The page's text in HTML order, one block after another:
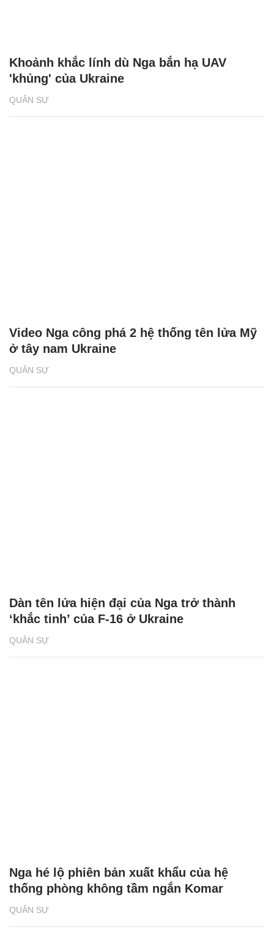
QUÂN SỰ
Khoảnh khắc lính dù Nga bắn hạ UAV
'khủng' của Ukraine
QUÂN SỰ
Video Nga công phá 2 hệ thống tên lửa Mỹ
ở tây nam Ukraine
QUÂN SỰ
Dàn tên lửa hiện đại của Nga trở thành
‘khắc tinh’ của F-16 ở Ukraine
QUÂN SỰ
Nga hé lộ phiên bản xuất khẩu của hệ
thống phòng không tầm ngắn Komar